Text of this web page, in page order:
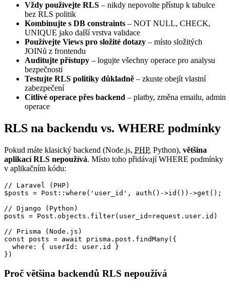
Vždy používejte RLS – nikdy nepovolte přístup k tabulce
bez RLS politik
Kombinujte s DB constraints – NOT NULL, CHECK,
UNIQUE jako další vrstva validace
Používejte Views pro složité dotazy – místo složitých
JOINů z frontendu
Auditujte přístupy – logujte všechny operace pro analysu
bezpečnosti
Testujte RLS politiky důkladně – zkuste obejít vlastní
zabezpečení
Citlivé operace přes backend – platby, změna emailu, admin
operace
RLS na backendu vs. WHERE podmínky
Pokud máte klasický backend (Node.js, PHP, Python), většina
aplikací RLS nepoužívá. Místo toho přidávají WHERE podmínky
v aplikačním kódu:
// Laravel (PHP)
$posts = Post::where('user_id', auth()->id())->get();
// Django (Python)
posts = Post.objects.filter(user_id=request.user.id)
// Prisma (Node.js)
const posts = await prisma.post.findMany({
  where: { userId: user.id }
})
Proč většina backendů RLS nepoužívá